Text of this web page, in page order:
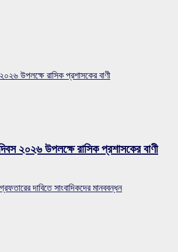
উপলক্ষে রাসিক প্রশাসকের বাণী
২০২৬ উপলক্ষে রাসিক প্রশাসকের বাণী
দাবিতে সাংবাদিকদের মানববন্ধন